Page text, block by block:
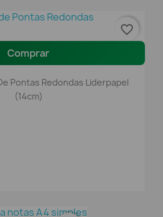
Comprar
Pontas Redondas Liderpapel
(14cm)
favorite_border